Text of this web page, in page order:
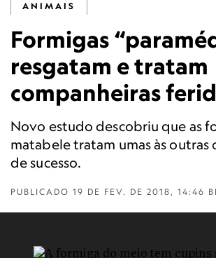
ANIMAIS
Formigas
resgatam e tratam
companheiras
Novo estudo descobriu que as
matabele tratam umas às outras
de sucesso.
PUBLICADO 19 DE FEV. DE 2018, 14:46